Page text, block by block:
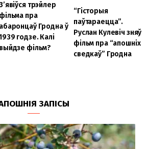
трэйлер
фільма пра
абаронцаў Гродна ў
годзе. Калі
выйдзе фільм?
“Гісторыя
паўтараецца”.
Руслан Кулевіч зняў
фільм пра “апошніх
сведкаў” Гродна
ЗАПІСЫ